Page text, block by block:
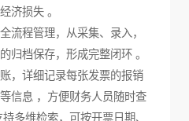
济损失 。
流程管理，从采集、录入，
归档保存，形成完整闭环 。
，详细记录每张发票的报销
信息 ，方便财务人员随时查
多维检索，可按开票日期、